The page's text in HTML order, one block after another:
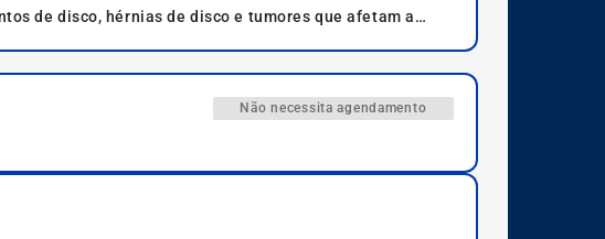
de disco, hérnias de disco e tumores que afetam a
Não necessita agendamento